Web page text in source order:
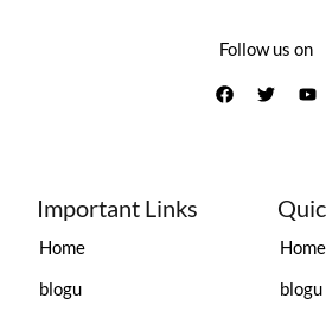
Follow us on
Important Links
Home
blogu
Home
blogu